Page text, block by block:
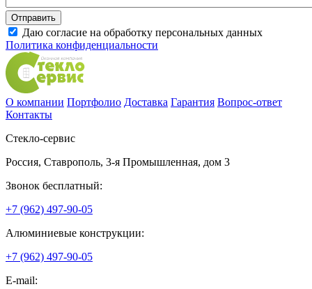
Даю согласие на обработку персональных данных
Политика конфиденциальности
О компании Портфолио Доставка Гарантия Вопрос-ответ
Контакты
Стекло-сервис
Россия, Ставрополь, 3-я Промышленная, дом 3
Звонок бесплатный:
+7 (962) 497-90-05
Алюминиевые конструкции:
+7 (962) 497-90-05
E-mail: